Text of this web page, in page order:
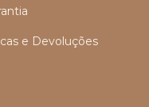
e Devoluções